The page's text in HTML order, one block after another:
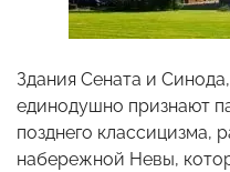
Здания Сената и
единодушно признают
позднего классицизма,
набережной Невы,